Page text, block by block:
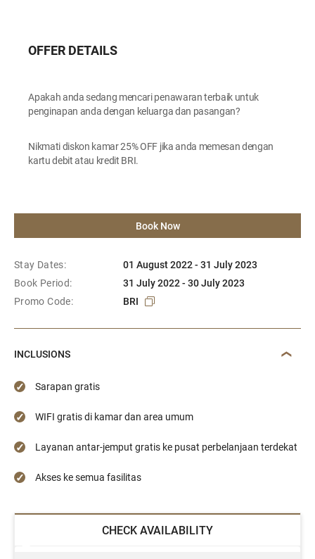
OFFER DETAILS
Apakah anda sedang mencari penawaran terbaik untuk
penginapan anda dengan keluarga dan pasangan?
Nikmati diskon kamar 25% OFF jika anda memesan dengan
kartu debit atau kredit BRI.
Book Now
Stay Dates:
01 August 2022 - 31 July 2023
Book Period:
31 July 2022 - 30 July 2023
Promo Code:
BRI
INCLUSIONS
Sarapan gratis
WIFI gratis di kamar dan area umum
Layanan antar-jemput gratis ke pusat perbelanjaan terdekat
Akses ke semua fasilitas
CHECK AVAILABILITY